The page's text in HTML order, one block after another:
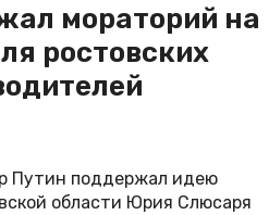
мораторий на
ростовских
Путин поддержал идею
области Юрия Слюсаря